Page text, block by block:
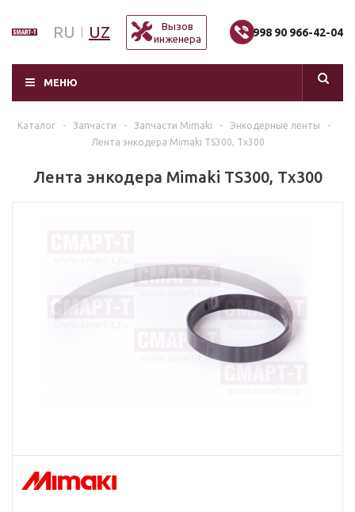
RU UZ
Вызов
инженера
+998 90 966-42-04
МЕНЮ
Каталог - Запчасти - Запчасти Mimaki - Энкодерные ленты
-
Лента энкодера Mimaki TS300, Tx300
Лента энкодера Mimaki TS300, Tx300